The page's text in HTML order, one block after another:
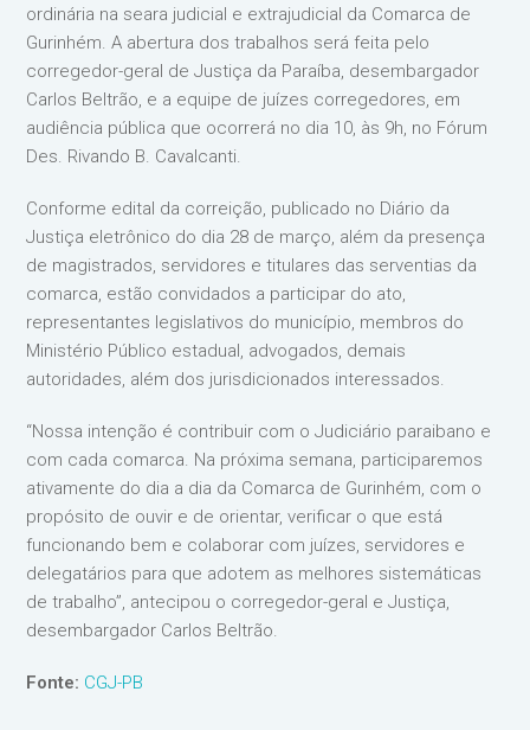
ordinária na seara judicial e extrajudicial da Comarca de
Gurinhém. A abertura dos trabalhos será feita pelo
corregedor-geral de Justiça da Paraíba, desembargador
Carlos Beltrão, e a equipe de juízes corregedores, em
audiência pública que ocorrerá no dia 10, às 9h, no Fórum
Des. Rivando B. Cavalcanti.
Conforme edital da correição, publicado no Diário da
Justiça eletrônico do dia 28 de março, além da presença
de magistrados, servidores e titulares das serventias da
comarca, estão convidados a participar do ato,
representantes legislativos do município, membros do
Ministério Público estadual, advogados, demais
autoridades, além dos jurisdicionados interessados.
“Nossa intenção é contribuir com o Judiciário paraibano e
com cada comarca. Na próxima semana, participaremos
ativamente do dia a dia da Comarca de Gurinhém, com o
propósito de ouvir e de orientar, verificar o que está
funcionando bem e colaborar com juízes, servidores e
delegatários para que adotem as melhores sistemáticas
de trabalho”, antecipou o corregedor-geral e Justiça,
desembargador Carlos Beltrão.
Fonte: CGJ-PB